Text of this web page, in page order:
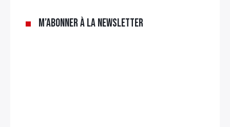
M’abonner à la newsletter